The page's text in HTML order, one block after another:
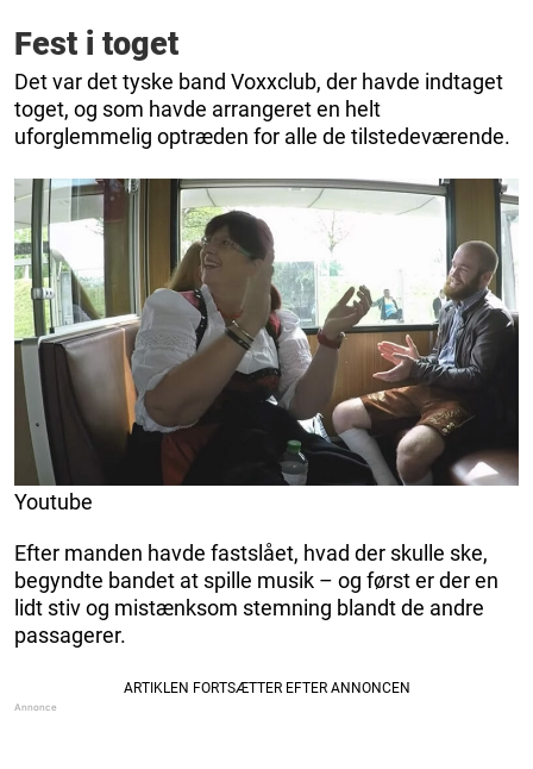
Fest i toget
Det var det tyske band Voxxclub, der havde indtaget
toget, og som havde arrangeret en helt
uforglemmelig optræden for alle de tilstedeværende.
Youtube
Efter manden havde fastslået, hvad der skulle ske,
begyndte bandet at spille musik – og først er der en
lidt stiv og mistænksom stemning blandt de andre
passagerer.